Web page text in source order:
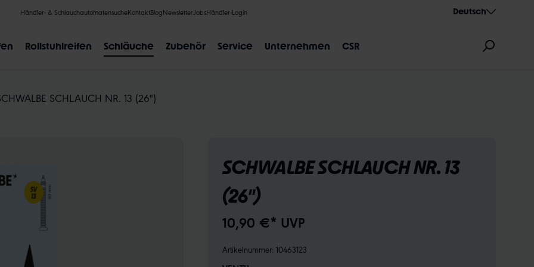
Händler- & SchlauchautomatensucheKontaktBlogNewsletter JobsHändler-Login Deutsch
Rollstuhlreifen Schläuche Zubehör Service Unternehmen CSR
CLIK VALVE
SCHLAUCH NR. 13 (26")
SCHWALBE SCHLAUCH NR. 13
(26")
10,90 €* UVP
Artikelnummer: 10463123